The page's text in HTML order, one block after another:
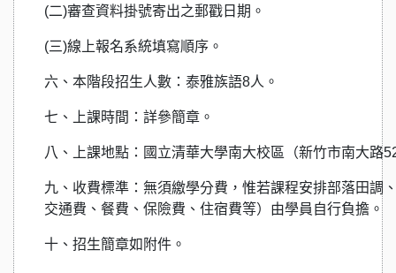
(二)審查資料掛號寄出之郵戳日期。
(三)線上報名系統填寫順序。
六、本階段招生人數：泰雅族語8人。
七、上課時間：詳參簡章。
八、上課地點：國立清華大學南大校區（新竹市南大路
九、收費標準：無須繳學分費，惟若課程安排部落田調
交通費、餐費、保險費、住宿費等）由學員自行負擔。
十、招生簡章如附件。